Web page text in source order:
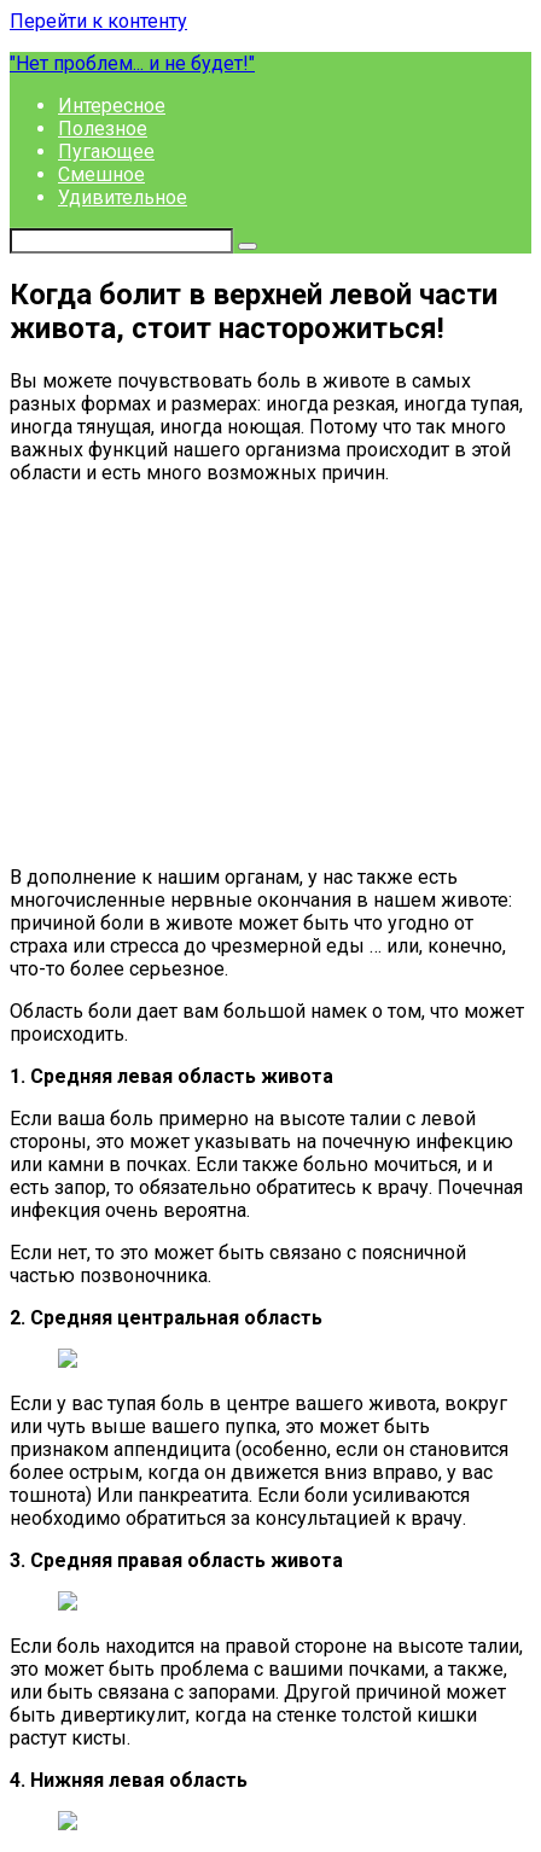
Перейти к контенту
"Нет проблем... и не будет!"
Интересное
Полезное
Пугающее
Смешное
Удивительное
Когда болит в верхней левой части
живота, стоит насторожиться!
Вы можете почувствовать боль в животе в самых
разных формах и размерах: иногда резкая, иногда тупая,
иногда тянущая, иногда ноющая. Потому что так много
важных функций нашего организма происходит в этой
области и есть много возможных причин.
В дополнение к нашим органам, у нас также есть
многочисленные нервные окончания в нашем животе:
причиной боли в животе может быть что угодно от
страха или стресса до чрезмерной еды … или, конечно,
что-то более серьезное.
Область боли дает вам большой намек о том, что может
происходить.
1. Средняя левая область живота
Если ваша боль примерно на высоте талии с левой
стороны, это может указывать на почечную инфекцию
или камни в почках. Если также больно мочиться, и и
есть запор, то обязательно обратитесь к врачу. Почечная
инфекция очень вероятна.
Если нет, то это может быть связано с поясничной
частью позвоночника.
2. Средняя центральная область
Если у вас тупая боль в центре вашего живота, вокруг
или чуть выше вашего пупка, это может быть
признаком аппендицита (особенно, если он становится
более острым, когда он движется вниз вправо, у вас
тошнота) Или панкреатита. Если боли усиливаются
необходимо обратиться за консультацией к врачу.
3. Средняя правая область живота
Если боль находится на правой стороне на высоте талии,
это может быть проблема с вашими почками, а также,
или быть связана с запорами. Другой причиной может
быть дивертикулит, когда на стенке толстой кишки
растут кисты.
4. Нижняя левая область